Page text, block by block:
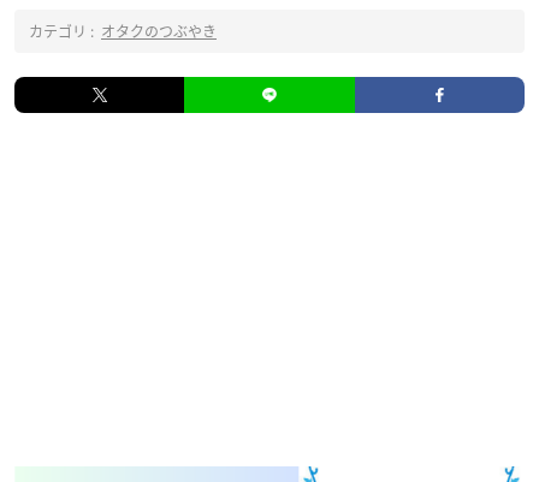
カテゴリ : オタクのつぶやき